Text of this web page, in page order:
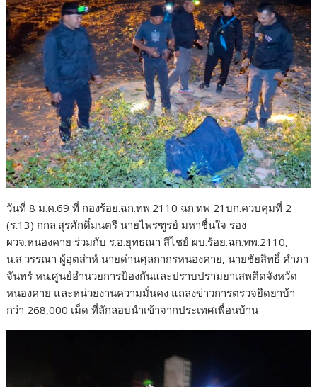
วันที่ 8 ม.ค.69 ที่ กองร้อย.ฉก.ทพ.2110 ฉก.ทพ 21บก.ควบคุมที่ 2
(ร.13) กกล.สุรศักดิ์มนตรี นายไพรฑูรย์ มหาชื่นใจ รอง
ผวจ.หนองคาย ร่วมกับ ร.อ.ยุทธณา สีไชย์ ผบ.ร้อย.ฉก.ทพ.2110,
น.ส.วรรณา ผู้อุตส่าห์ นายด่านศุลกากรหนองคาย, นายชัยสิทธิ์ คำภา
จันทร์ หน.ศูนย์อำนวยการป้องกันและปราบปรามยาเสพติดจังหวัด
หนองคาย และหน่วยงานความมั่นคง แถลงข่าวการตรวจยึดยาบ้า
กว่า 268,000 เม็ด ที่ลักลอบนำเข้าจากประเทศเพื่อนบ้าน